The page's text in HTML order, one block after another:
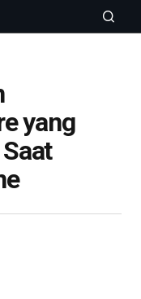
yang